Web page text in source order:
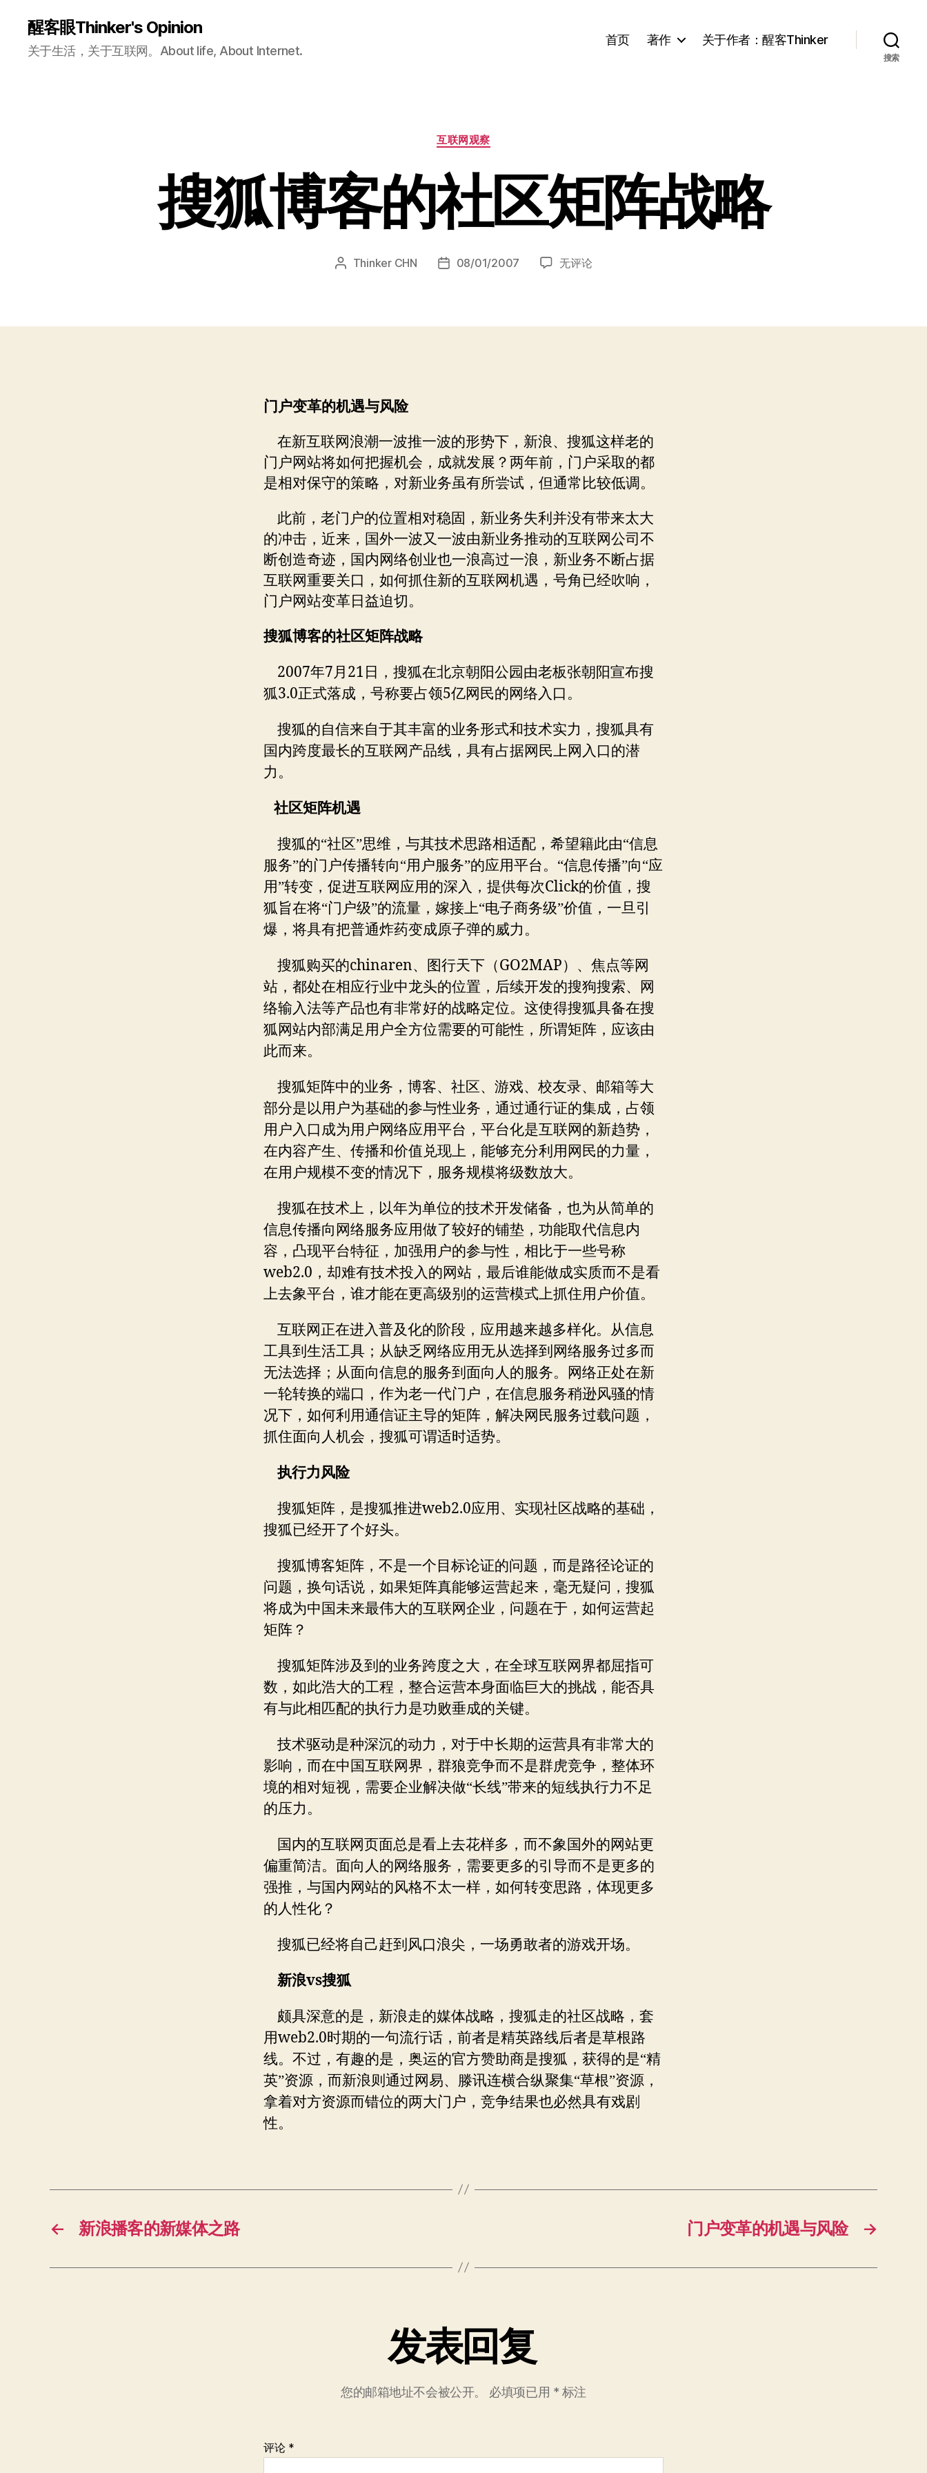
醒客眼Thinker's Opinion
关于生活，关于互联网。About life, About Internet.
首页 著作 关于作者：醒客Thinker
搜索
分
类
互联网观察
搜狐博客的社区矩阵战略
文 Thinker CHN
发 08/01/2007
搜
的
无评论
门户变革的机遇与风险
在新互联网浪潮一波推一波的形势下，新浪、搜狐这样老的
门户网站将如何把握机会，成就发展？两年前，门户采取的都
是相对保守的策略，对新业务虽有所尝试，但通常比较低调。
此前，老门户的位置相对稳固，新业务失利并没有带来太大
的冲击，近来，国外一波又一波由新业务推动的互联网公司不
断创造奇迹，国内网络创业也一浪高过一浪，新业务不断占据
互联网重要关口，如何抓住新的互联网机遇，号角已经吹响，
门户网站变革日益迫切。
搜狐博客的社区矩阵战略
2007年7 月 21 日，搜狐在北京朝阳公园由老板张朝阳宣布搜
狐3.0正式落成，号称要占领5亿网民的网络入口。
搜狐的自信来自于其丰富的业务形式和技术实力，搜狐具有
国内跨度最长的互联网产品线，具有占据网民上网入口的潜
力。
社区矩阵机遇
搜狐的“社区”思维，与其技术思路相适配，希望籍此由“信息
服务”的门户传播转向“用户服务”的应用平台。“信息传播”向“应
用”转变，促进互联网应用的深入，提供每次Click的价值，搜
狐旨在将“门户级”的流量，嫁接上“电子商务级”价值，一旦引
爆，将具有把普通炸药变成原子弹的威力。
搜狐购买的chinaren、图行天下（GO2MAP）、焦点等网
站，都处在相应行业中龙头的位置，后续开发的搜狗搜索、网
络输入法等产品也有非常好的战略定位。这使得搜狐具备在搜
狐网站内部满足用户全方位需要的可能性，所谓矩阵，应该由
此而来。
搜狐矩阵中的业务，博客、社区、游戏、校友录、邮箱等大
部分是以用户为基础的参与性业务，通过通行证的集成，占领
用户入口成为用户网络应用平台，平台化是互联网的新趋势，
在内容产生、传播和价值兑现上，能够充分利用网民的力量，
在用户规模不变的情况下，服务规模将级数放大。
搜狐在技术上，以年为单位的技术开发储备，也为从简单的
信息传播向网络服务应用做了较好的铺垫，功能取代信息内
容，凸现平台特征，加强用户的参与性，相比于一些号称
web2.0 ，却难有技术投入的网站，最后谁能做成实质而不是看
上去象平台，谁才能在更高级别的运营模式上抓住用户价值。
互联网正在进入普及化的阶段，应用越来越多样化。从信息
工具到生活工具；从缺乏网络应用无从选择到网络服务过多而
无法选择；从面向信息的服务到面向人的服务。网络正处在新
一轮转换的端口，作为老一代门户，在信息服务稍逊风骚的情
况下，如何利用通信证主导的矩阵，解决网民服务过载问题，
抓住面向人机会，搜狐可谓适时适势。
执行力风险
搜狐矩阵，是搜狐推进web2.0应用、实现社区战略的基础，
搜狐已经开了个好头。
搜狐博客矩阵，不是一个目标论证的问题，而是路径论证的
问题，换句话说，如果矩阵真能够运营起来，毫无疑问，搜狐
将成为中国未来最伟大的互联网企业，问题在于，如何运营起
矩阵？
搜狐矩阵涉及到的业务跨度之大，在全球互联网界都屈指可
数，如此浩大的工程，整合运营本身面临巨大的挑战，能否具
有与此相匹配的执行力是功败垂成的关键。
技术驱动是种深沉的动力，对于中长期的运营具有非常大的
影响，而在中国互联网界，群狼竞争而不是群虎竞争，整体环
境的相对短视，需要企业解决做“长线”带来的短线执行力不足
的压力。
国内的互联网页面总是看上去花样多，而不象国外的网站更
偏重简洁。面向人的网络服务，需要更多的引导而不是更多的
强推，与国内网站的风格不太一样，如何转变思路，体现更多
的人性化？
搜狐已经将自己赶到风口浪尖，一场勇敢者的游戏开场。
新浪vs搜狐
颇具深意的是，新浪走的媒体战略，搜狐走的社区战略，套
用web2.0时期的一句流行话，前者是精英路线后者是草根路
线。不过，有趣的是，奥运的官方赞助商是搜狐，获得的是“精
英”资源，而新浪则通过网易、滕讯连横合纵聚集“草根”资源，
拿着对方资源而错位的两大门户，竞争结果也必然具有戏剧
性。
← 新浪播客的新媒体之路 →
门户变革的机遇与风险
发表回复
您的邮箱地址不会被公开。 必填项已用 * 标注
评论 *